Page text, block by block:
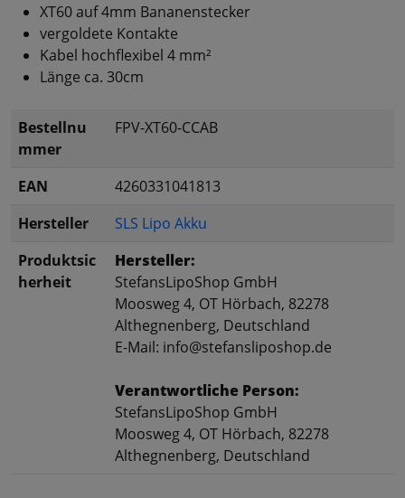
XT60 auf 4mm Bananenstecker
vergoldete Kontakte
Kabel hochflexibel 4 mm²
Länge ca. 30cm
Bestellnu
mmer
FPV-XT60-CCAB
EAN
4260331041813
Hersteller
SLS Lipo Akku
Produktsic
herheit
Hersteller:
StefansLipoShop GmbH
Moosweg 4, OT Hörbach, 82278
Althegnenberg, Deutschland
E-Mail: info@stefansliposhop.de
Verantwortliche Person:
StefansLipoShop GmbH
Moosweg 4, OT Hörbach, 82278
Althegnenberg, Deutschland